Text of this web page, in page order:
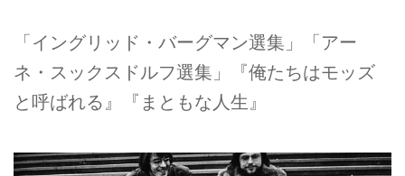
「イングリッド・バーグマン選集」「アー
ネ・スックスドルフ選集」『俺たちはモッズ
と呼ばれる』『まともな人生』